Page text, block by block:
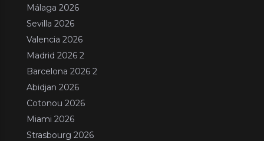
Málaga 2026
Sevilla 2026
Valencia 2026
Madrid 2026 2
Barcelona 2026 2
Abidjan 2026
Cotonou 2026
Miami 2026
Strasbourg 2026